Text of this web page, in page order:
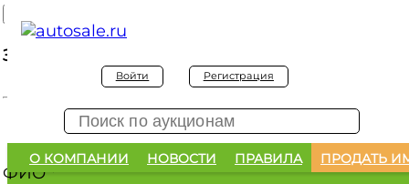
Войти Регистрация
О КОМПАНИИ НОВОСТИ ПРАВИЛА ПРОДАТЬ
Заявка на покупку
Заявка на покупку изъятого а/м
ФИО*